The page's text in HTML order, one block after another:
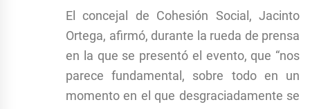
El concejal de Cohesión Social, Jacinto
Ortega, afirmó, durante la rueda de prensa
en la que se presentó el evento, que “nos
parece fundamental, sobre todo en un
momento en el que desgraciadamente se